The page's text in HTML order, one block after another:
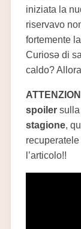
iniziata la
riservavo
fortemente
Curiosə di
caldo?
spoiler sulla
stagione,
l’articolo!!